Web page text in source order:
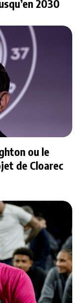
2030
ou le
de Cloarec